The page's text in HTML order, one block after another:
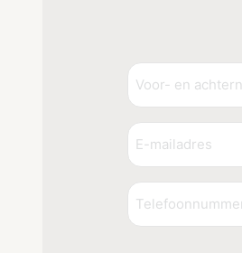
Voor-
en
achternaam
(Vereist)
Voornaam
E-
mailadres
(Vereist)
Telefoonnummer